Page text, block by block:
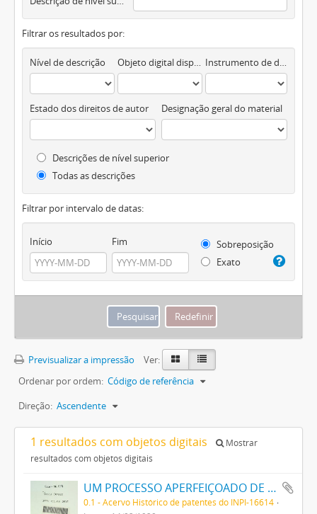
Filtrar os resultados por:
Nível de descrição Objeto digital disponível Instrumento de descrição documental
Estado dos direitos de autor Designação geral do material
Descrições de nível superior
Todas as descrições
Filtrar por intervalo de datas:
Início Fim
Sobreposição
Exato
Previsualizar a impressão
Ver:
Ordenar por ordem: Código de referência
Direção: Ascendente
1 resultados com objetos digitais
Mostrar
resultados com objetos digitais
UM PROCESSO APERFEIÇOADO DE FABRICAÇÃO DE TINTAS PRETAS DE ENXOFRE
0.1 - Acervo Histórico de patentes do INPI-16614